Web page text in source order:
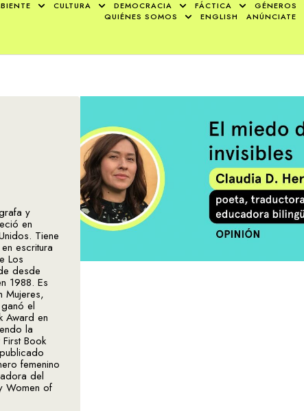
CULTURA DEMOCRACIA FÁCTICA GÉNEROS
QUIÉNES SOMOS
ENGLISH ANÚNCIATE
y
en
Tiene
escritura
Los
desde
1988. Es
Mujeres,
el
Award en
la
Book
femenino
del
Women of